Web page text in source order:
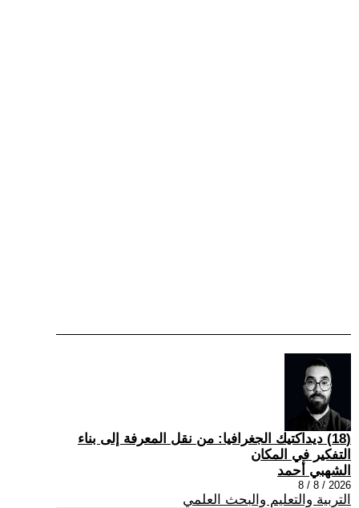
(18) ديداكتيك الجغرافيا: من نقل المعرفة إلى بناء
التفكير في المكان
الشهبي أحمد
2026 / 8 / 8
التربية والتعليم والبحث العلمي